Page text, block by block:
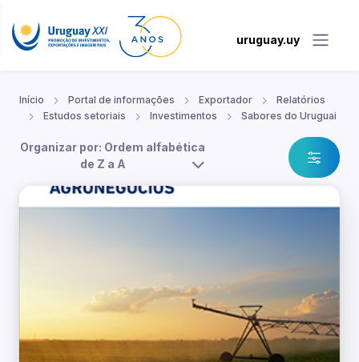
uruguay.uy
Início Portal de informações Exportador
Relatórios
Estudos setoriais
Investimentos Sabores do Uruguai
Organizar por: Ordem alfabética
de Z a A